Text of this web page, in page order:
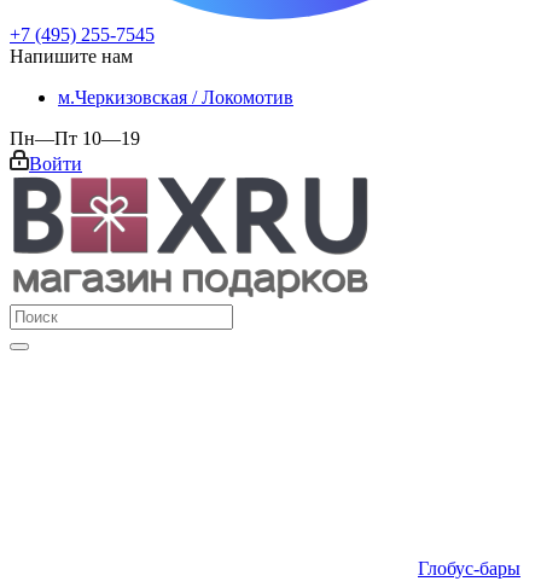
+7 (495) 255-7545
Напишите нам
м.Черкизовская / Локомотив
Пн—Пт 10—19
Войти
Глобус-бары